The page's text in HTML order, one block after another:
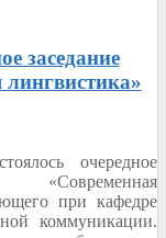
заседание
очередное
при кафедре
коммуникации.